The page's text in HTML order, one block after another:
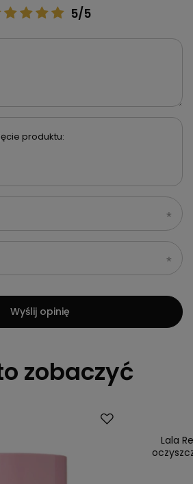
5/5
produktu:
Wyślij opinię
zobaczyć
Lala